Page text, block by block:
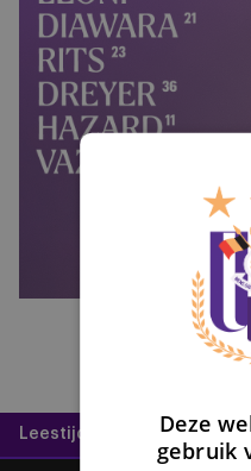
Leestijd:
Deze
gebruik